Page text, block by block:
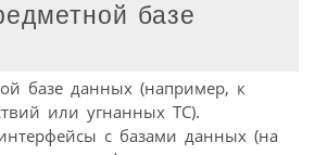
базе
базе данных (например, к
или угнанных ТС).
с базами данных (на